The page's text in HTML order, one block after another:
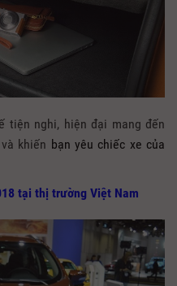
tiện nghi, hiện đại mang đến
khiến bạn yêu chiếc xe của
tại thị trường Việt Nam